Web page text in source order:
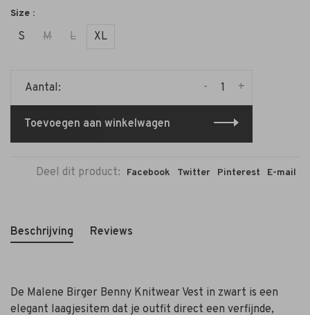
Size :
S M L XL
Aantal: +
-
Toevoegen aan winkelwagen
Deel dit product: Facebook Twitter Pinterest E-mail
Beschrijving Reviews
De Malene Birger Benny Knitwear Vest in zwart is een
elegant laagjesitem dat je outfit direct een verfijnde,